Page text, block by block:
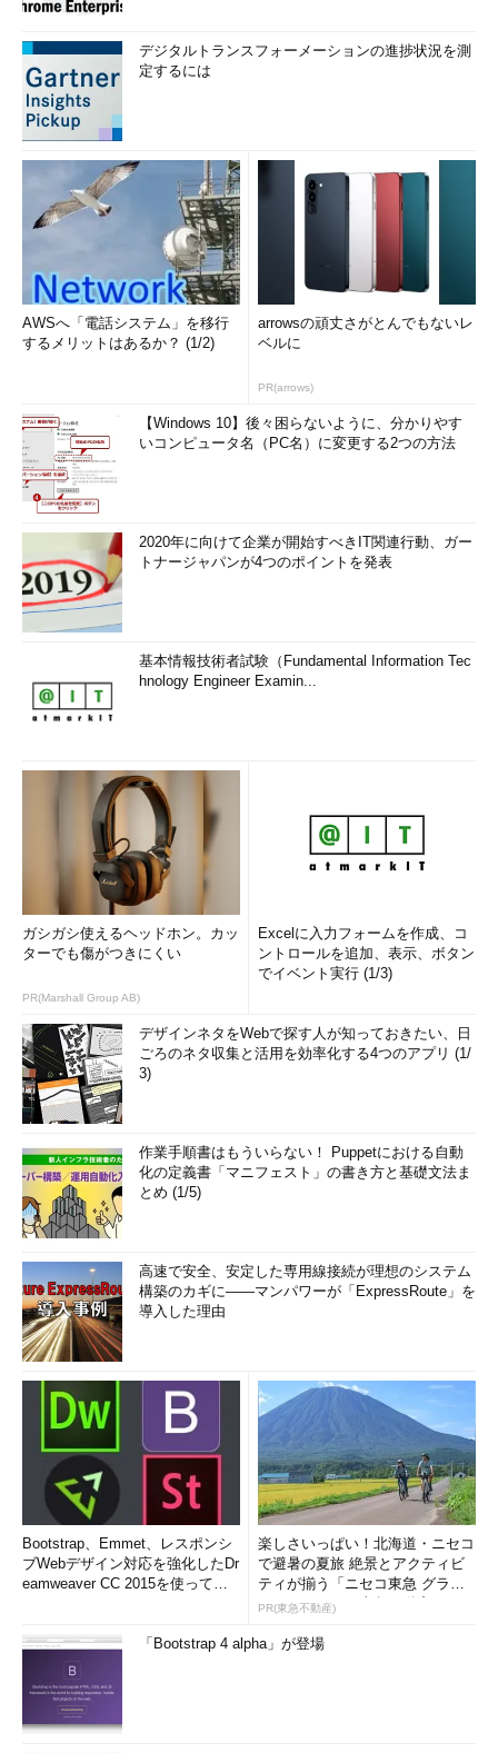
デジタルトランスフォーメーションの進捗状況を測
定するには
AWSへ「電話システム」を移行
するメリットはあるか？ (1/2)
arrowsの頑丈さがとんでもないレ
ベルに
PR(arrows)
【Windows 10】後々困らないように、分かりやす
いコンピュータ名（PC名）に変更する2つの方法
2020年に向けて企業が開始すべきIT関連行動、ガー
トナージャパンが4つのポイントを発表
基本情報技術者試験（Fundamental Information Tec
hnology Engineer Examin...
ガシガシ使えるヘッドホン。カッ
ターでも傷がつきにくい
PR(Marshall Group AB)
Excelに入力フォームを作成、コ
ントロールを追加、表示、ボタン
でイベント実行 (1/3)
デザインネタをWebで探す人が知っておきたい、日
ごろのネタ収集と活用を効率化する4つのアプリ (1/
3)
作業手順書はもういらない！ Puppetにおける自動
化の定義書「マニフェスト」の書き方と基礎文法ま
とめ (1/5)
高速で安全、安定した専用線接続が理想のシステム
構築のカギに――マンパワーが「ExpressRoute」を
導入した理由
Bootstrap、Emmet、レスポンシ
ブWebデザイン対応を強化したDr
eamweaver CC 2015を使って
楽しさいっぱい！北海道・ニセコ
で避暑の夏旅 絶景とアクティビ
ティが揃う「ニセコ東急 グラ
ン・ヒラフ」～東急不動産
PR(東急不動産)
「Bootstrap 4 alpha」が登場